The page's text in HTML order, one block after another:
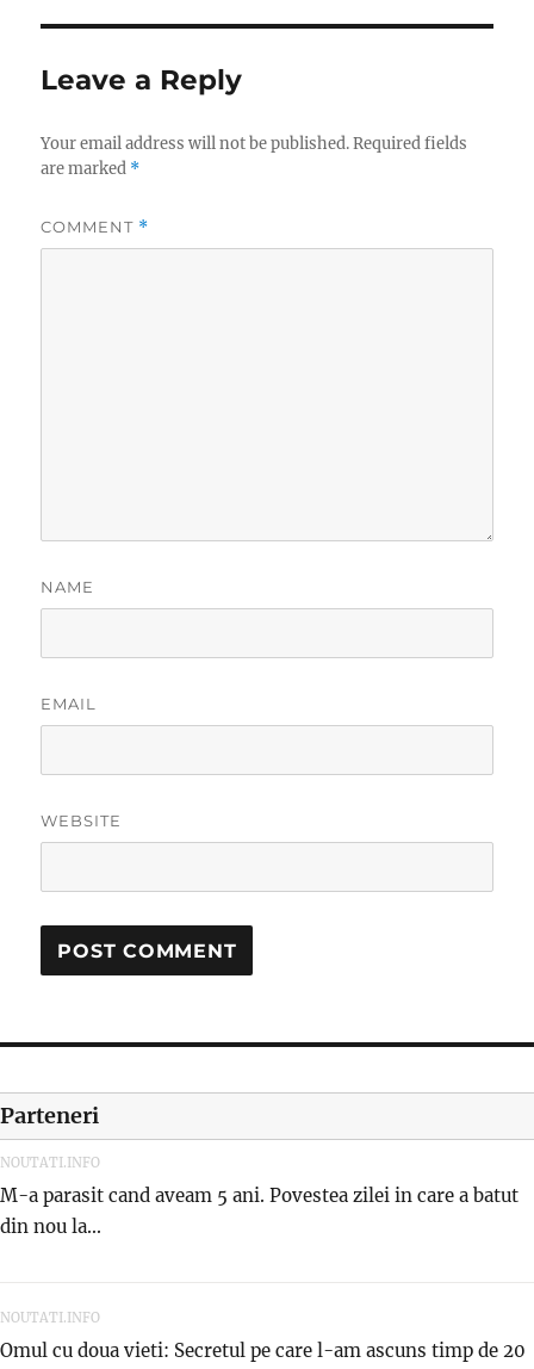
Leave a Reply
Your email address will not be published. Required fields
are marked *
COMMENT *
NAME
EMAIL
WEBSITE
Parteneri
NOUTATI.INFO
M-a parasit cand aveam 5 ani. Povestea zilei in care a batut
din nou la...
NOUTATI.INFO
Omul cu doua vieti: Secretul pe care l-am ascuns timp de 20